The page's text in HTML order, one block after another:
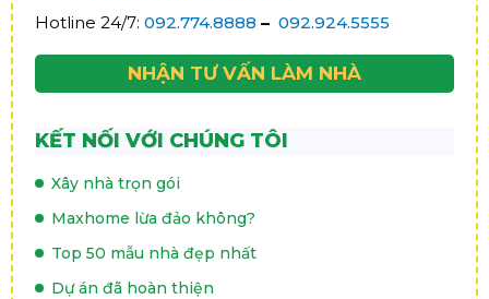
Hotline 24/7: 092.774.8888 – 092.924.5555
NHẬN TƯ VẤN LÀM NHÀ
KẾT NỐI VỚI CHÚNG TÔI
Xây nhà trọn gói
Maxhome lừa đảo không?
Top 50 mẫu nhà đẹp nhất
Dự án đã hoàn thiện